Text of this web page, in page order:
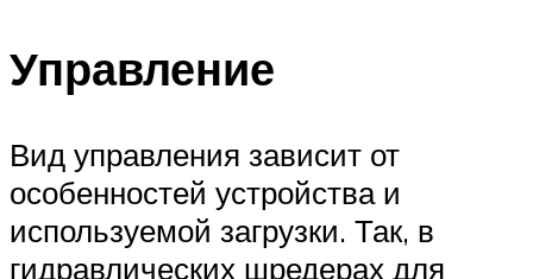
Управление
Вид управления зависит от
особенностей устройства и
используемой загрузки. Так, в
гидравлических шредерах для